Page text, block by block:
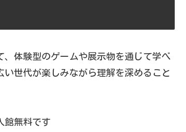
体験型のゲームや展示物を通じて学べ
世代が楽しみながら理解を深めること
館無料です